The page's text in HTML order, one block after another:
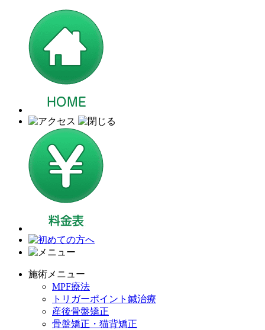
施術メニュー
MPF療法
トリガーポイント鍼治療
産後骨盤矯正
骨盤矯正・猫背矯正